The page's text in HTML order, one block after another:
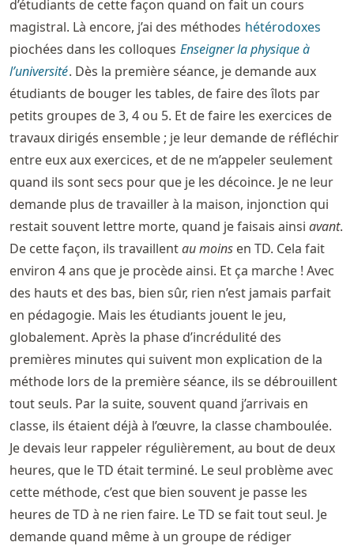
d’étudiants de cette façon quand on fait un cours
magistral. Là encore, j’ai des méthodes hétérodoxes
piochées dans les colloques Enseigner la physique à
l’université. Dès la première séance, je demande aux
étudiants de bouger les tables, de faire des îlots par
petits groupes de 3, 4 ou 5. Et de faire les exercices de
travaux dirigés ensemble ; je leur demande de réfléchir
entre eux aux exercices, et de ne m’appeler seulement
quand ils sont secs pour que je les décoince. Je ne leur
demande plus de travailler à la maison, injonction qui
restait souvent lettre morte, quand je faisais ainsi avant.
De cette façon, ils travaillentau moins en TD. Cela fait
environ 4 ans que je procède ainsi. Et ça marche ! Avec
des hauts et des bas, bien sûr, rien n’est jamais parfait
en pédagogie. Mais les étudiants jouent le jeu,
globalement. Après la phase d’incrédulité des
premières minutes qui suivent mon explication de la
méthode lors de la première séance, ils se débrouillent
tout seuls. Par la suite, souvent quand j’arrivais en
classe, ils étaient déjà à l’œuvre, la classe chamboulée.
Je devais leur rappeler régulièrement, au bout de deux
heures, que le TD était terminé. Le seul problème avec
cette méthode, c’est que bien souvent je passe les
heures de TD à ne rien faire. Le TD se fait tout seul. Je
demande quand même à un groupe de rédiger